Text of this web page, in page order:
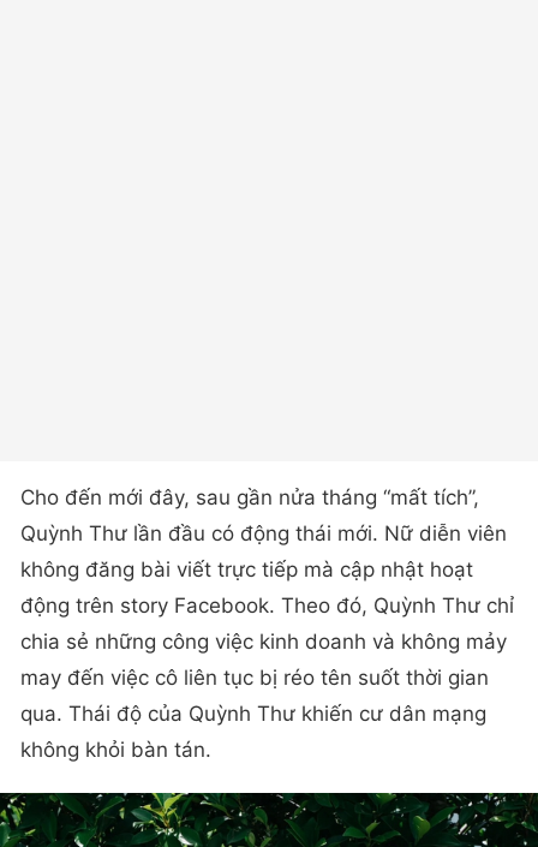
Cho đến mới đây, sau gần nửa tháng “mất tích”,
Quỳnh Thư lần đầu có động thái mới. Nữ diễn viên
không đăng bài viết trực tiếp mà cập nhật hoạt
động trên story Facebook. Theo đó, Quỳnh Thư chỉ
chia sẻ những công việc kinh doanh và không mảy
may đến việc cô liên tục bị réo tên suốt thời gian
qua. Thái độ của Quỳnh Thư khiến cư dân mạng
không khỏi bàn tán.